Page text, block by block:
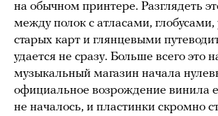
на обычном принтере. Разглядеть
между полок с атласами,
старых карт и глянцевыми
удается не сразу. Больше всего это
музыкальный магазин начала
официальное возрождение винила
не началось, и пластинки скромно